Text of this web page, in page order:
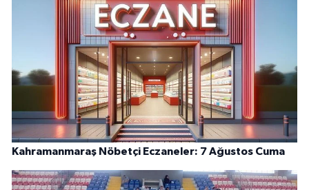
Kahramanmaraş Nöbetçi Eczaneler: 7 Ağustos Cuma